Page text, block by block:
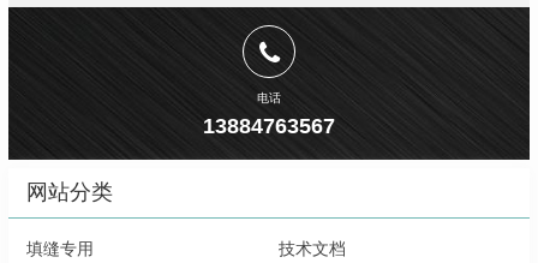
电话
13884763567
网站分类
填缝专用
技术文档